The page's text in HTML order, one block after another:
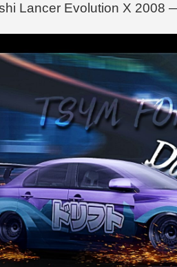
Lancer Evolution X 2008